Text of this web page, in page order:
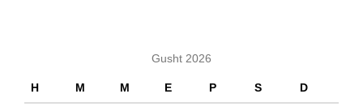
Gusht 2026
H M M E P S D